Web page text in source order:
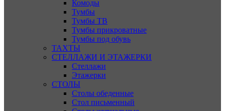
Комоды
Тумбы
Тумбы ТВ
Тумбы прикроватные
Тумбы под обувь
ТАХТЫ
СТЕЛЛАЖИ И ЭТАЖЕРКИ
Стеллажи
Этажерки
СТОЛЫ
Столы обеденные
Стол письменный